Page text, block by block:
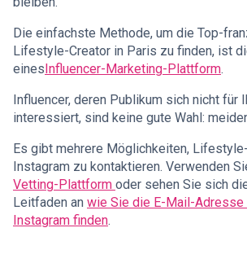
Die einfachste Methode, um die Top-
Lifestyle-Creator in Paris zu finden, ist
einesInfluencer-Marketing-Plattform.
Influencer, deren Publikum sich nicht für
interessiert, sind keine gute Wahl:
Es gibt mehrere Möglichkeiten,
Instagram zu kontaktieren. Verwenden
Vetting-Plattform oder sehen Sie sich
Leitfaden an wie Sie die E-Mail-Adresse
Instagram finden.